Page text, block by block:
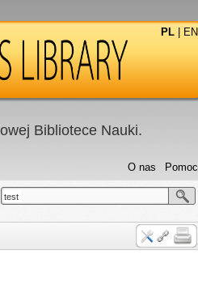
PL EN
Bibliotece Nauki.
Pomoc
O nas
test